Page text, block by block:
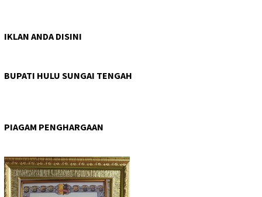
IKLAN ANDA DISINI
BUPATI HULU SUNGAI TENGAH
PIAGAM PENGHARGAAN